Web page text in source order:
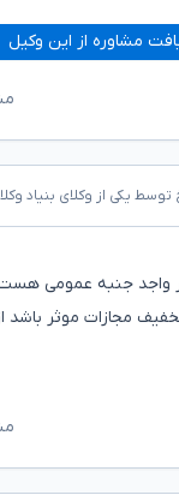
مشاوره از این وکیل
یکی از وکلای بنیاد وکلا
واجد جنبه عمومی
مجازات موثر باشد